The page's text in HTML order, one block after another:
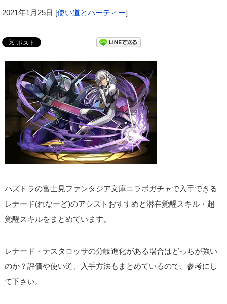
2021年1月25日 [使い道とパーティー]
パズドラの富士見ファンタジア文庫コラボガチャで入手できる
レナード(れなーど)のアシストおすすめと潜在覚醒スキル・超
覚醒スキルをまとめています。
レナード・テスタロッサの分岐進化がある場合はどっちが強い
のか？評価や使い道、入手方法もまとめているので、参考にし
て下さい。